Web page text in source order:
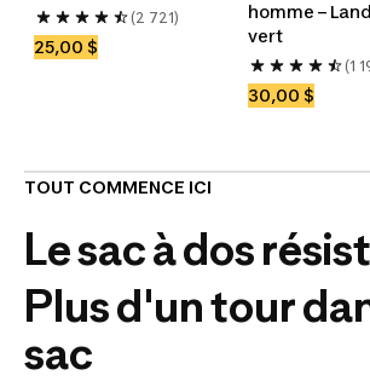
(2 721)
25,00 $
homme –
vert
(1
30,00 $
TOUT COMMENCE ICI
Le sac à dos
Plus d'un tour
sac